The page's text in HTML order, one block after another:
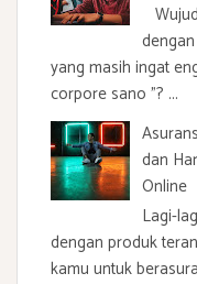
yang masih ingat
corpore sano ”? ...
dan
Online
Lagi-
dengan produk
kamu untuk